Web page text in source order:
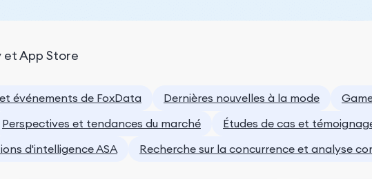
et App Store
événements de FoxData Dernières nouvelles à la mode
Perspectives et tendances du marché
Études de cas et
d'intelligence ASA Recherche sur la concurrence et analyse